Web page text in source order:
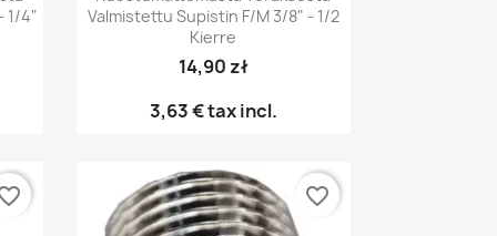
1/4"
Valmistettu Supistin F/M 3/8" - 1/2
Kierre
14,90 zł
3,63 €tax incl.
favorite_border